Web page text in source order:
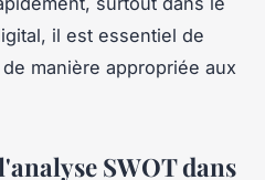
il est essentiel de
manière appropriée aux
SWOT dans